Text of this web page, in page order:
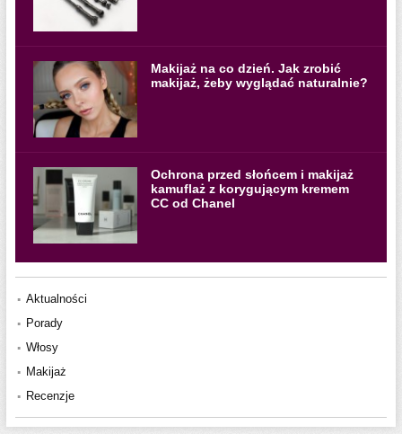
Makijaż na co dzień. Jak zrobić
makijaż, żeby wyglądać naturalnie?
Ochrona przed słońcem i makijaż
kamuflaż z korygującym kremem
CC od Chanel
Aktualności
Porady
Włosy
Makijaż
Recenzje